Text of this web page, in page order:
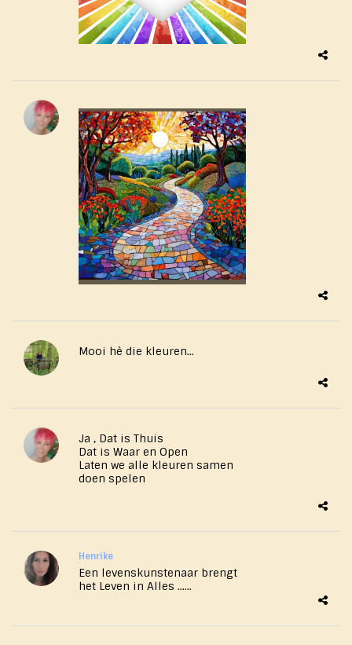
Mooi hè die kleuren...
Ja , Dat is Thuis
Dat is Waar en Open ​
Laten we alle kleuren samen
doen spelen
Henrike
Een levenskunstenaar brengt
het Leven in Alles ......